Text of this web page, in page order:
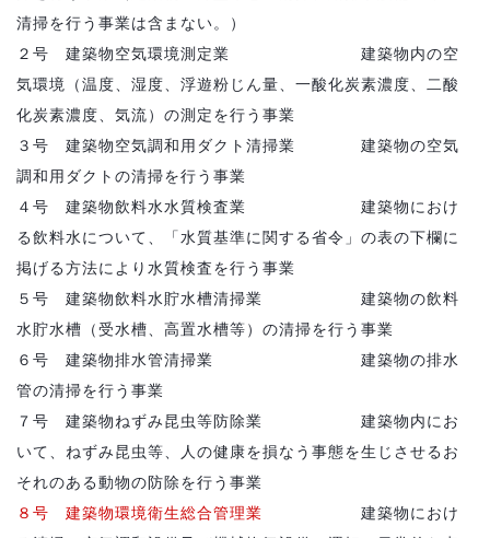
清掃を行う事業は含まない。）
２号 建築物空気環境測定業 建築物内の空
気環境（温度、湿度、浮遊粉じん量、一酸化炭素濃度、二酸
化炭素濃度、気流）の測定を行う事業
３号 建築物空気調和用ダクト清掃業 建築物の空気
調和用ダクトの清掃を行う事業
４号 建築物飲料水水質検査業 建築物におけ
る飲料水について、「水質基準に関する省令」の表の下欄に
掲げる方法により水質検査を行う事業
５号 建築物飲料水貯水槽清掃業 建築物の飲料
水貯水槽（受水槽、高置水槽等）の清掃を行う事業
６号 建築物排水管清掃業 建築物の排水
管の清掃を行う事業
７号 建築物ねずみ昆虫等防除業 建築物内にお
いて、ねずみ昆虫等、人の健康を損なう事態を生じさせるお
それのある動物の防除を行う事業
８号 建築物環境衛生総合管理業 建築物におけ